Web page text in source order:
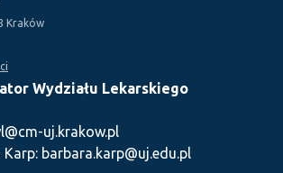
Kraków
Wydziału Lekarskiego
uj.krakow.pl
barbara.karp@uj.edu.pl